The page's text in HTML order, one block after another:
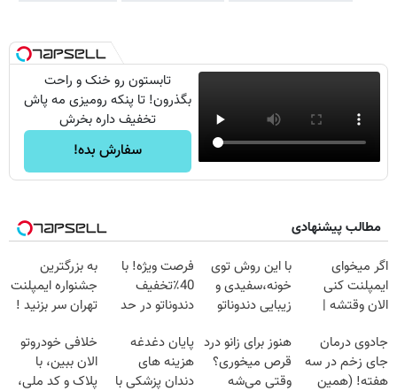
تابستون رو خنک و راحت
بگذرون! تا پنکه رومیزی مه پاش
تخفیف داره بخرش
سفارش بده!
مطالب پیشنهادی
اگر میخوای
ایمپلنت کنی
الان وقتشه |
میلیون تومان!!!
با این روش توی
خونه،سفیدی و
زیبایی دندوناتو
(40%off)
فرصت ویژه! با
40٪تخفیف
دندوناتو در حد
کن
به بزرگترین
جشنواره ایمپلنت
تهران سر بزنید !
میلیون !
جادوی درمان
جای زخم در سه
هفته! (همین
هنوز برای زانو درد
قرص میخوری؟
وقتی می‌شه
پایان دغدغه
هزینه های
دندان پزشکی با
خلافی خودروتو
الان ببین، با
پلاک و کد ملی،